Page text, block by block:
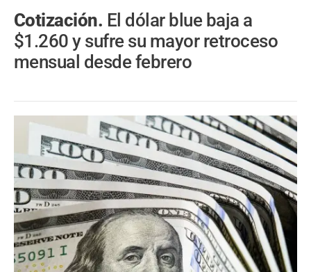
Cotización. El dólar blue baja a
$1.260 y sufre su mayor retroceso
mensual desde febrero